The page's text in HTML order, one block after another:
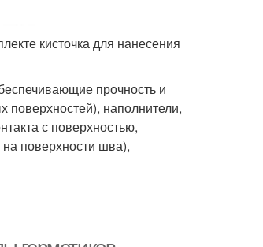
кисточка для нанесения
прочность и
поверхностей), наполнители,
с поверхностью,
поверхности шва),